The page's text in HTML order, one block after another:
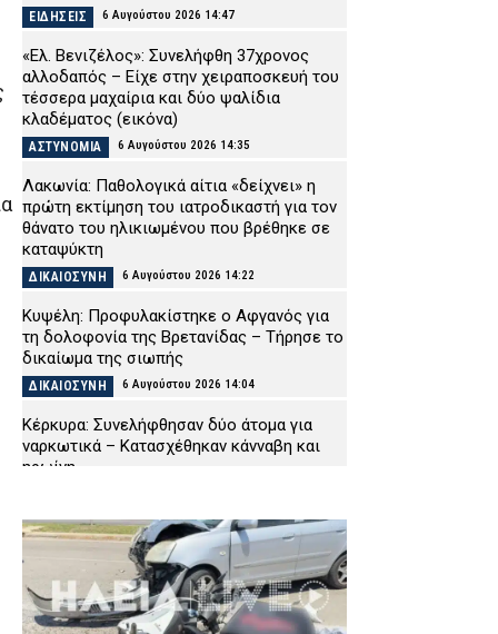
ΕΙΔΗΣΕΙΣ 6 Αυγούστου 2026 14:47
«Ελ. Βενιζέλος»: Συνελήφθη 37χρονος
αλλοδαπός – Είχε στην χειραποσκευή του
τέσσερα μαχαίρια και δύο ψαλίδια
κλαδέματος (εικόνα)
ΑΣΤΥΝΟΜΙΑ 6 Αυγούστου 2026 14:35
Λακωνία: Παθολογικά αίτια «δείχνει» η
πρώτη εκτίμηση του ιατροδικαστή για τον
θάνατο του ηλικιωμένου που βρέθηκε σε
καταψύκτη
ΔΙΚΑΙΟΣΥΝΗ 6 Αυγούστου 2026 14:22
Κυψέλη: Προφυλακίστηκε ο Αφγανός για
τη δολοφονία της Βρετανίδας – Τήρησε το
δικαίωμα της σιωπής
ΔΙΚΑΙΟΣΥΝΗ 6 Αυγούστου 2026 14:04
Κέρκυρα: Συνελήφθησαν δύο άτομα για
ναρκωτικά – Κατασχέθηκαν κάνναβη και
ηρωίνη
Ένταση στα δικαστήρια Ναυπλίου:
«Δολοφόνοι» φώναζαν στους δύο Ινδούς
συγγενείς και φίλοι του 58χρονου
ψυχολόγου
ΔΙΚΑΙΟΣΥΝΗ 6 Αυγούστου 2026 13:45